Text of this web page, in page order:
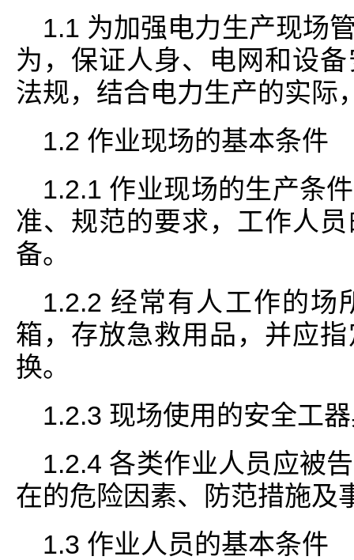
1.1 为加强电力生产现场
为，保证人身、电网和设
法规，结合电力生产的实际
1.2 作业现场的基本条件
1.2.1 作业现场的生产条
准、规范的要求，工作人
备。
1.2.2 经常有人工作的场
箱，存放急救用品，并应
换。
1.2.3 现场使用的安全工
1.2.4 各类作业人员应被
在的危险因素、防范措施及
1.3 作业人员的基本条件